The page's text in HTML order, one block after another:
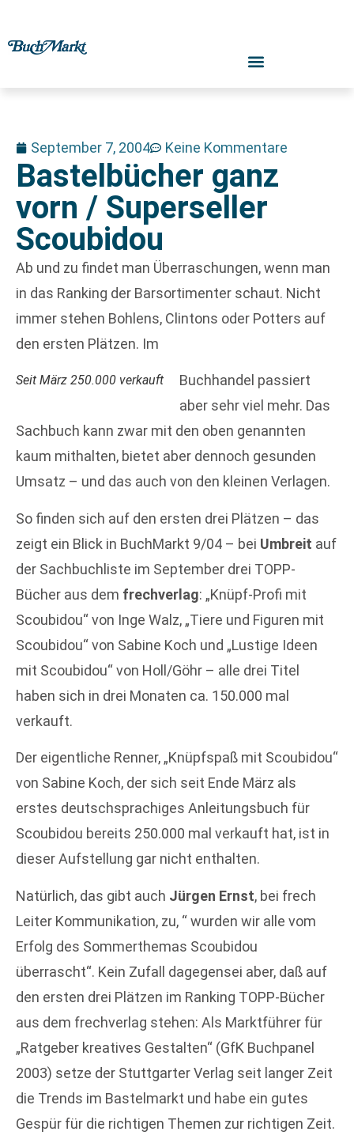
September 7, 2004 Keine Kommentare
Bastelbücher ganz
vorn / Superseller
Scoubidou
Ab und zu findet man Überraschungen, wenn man
in das Ranking der Barsortimenter schaut. Nicht
immer stehen Bohlens, Clintons oder Potters auf
den ersten Plätzen. Im
Seit März 250.000 verkauft
Buchhandel passiert
aber sehr viel mehr. Das
Sachbuch kann zwar mit den oben genannten
kaum mithalten, bietet aber dennoch gesunden
Umsatz – und das auch von den kleinen Verlagen.
So finden sich auf den ersten drei Plätzen – das
zeigt ein Blick in BuchMarkt 9/04 – bei Umbreit auf
der Sachbuchliste im September drei TOPP-
Bücher aus dem frechverlag: „Knüpf-Profi mit
Scoubidou“ von Inge Walz, „Tiere und Figuren mit
Scoubidou“ von Sabine Koch und „Lustige Ideen
mit Scoubidou“ von Holl/Göhr – alle drei Titel
haben sich in drei Monaten ca. 150.000 mal
verkauft.
Der eigentliche Renner, „Knüpfspaß mit Scoubidou“
von Sabine Koch, der sich seit Ende März als
erstes deutschsprachiges Anleitungsbuch für
Scoubidou bereits 250.000 mal verkauft hat, ist in
dieser Aufstellung gar nicht enthalten.
Natürlich, das gibt auch Jürgen Ernst, bei frech
Leiter Kommunikation, zu, “ wurden wir alle vom
Erfolg des Sommerthemas Scoubidou
überrascht“. Kein Zufall dagegensei aber, daß auf
den ersten drei Plätzen im Ranking TOPP-Bücher
aus dem frechverlag stehen: Als Marktführer für
„Ratgeber kreatives Gestalten“ (GfK Buchpanel
2003) setze der Stuttgarter Verlag seit langer Zeit
die Trends im Bastelmarkt und habe ein gutes
Gespür für die richtigen Themen zur richtigen Zeit.